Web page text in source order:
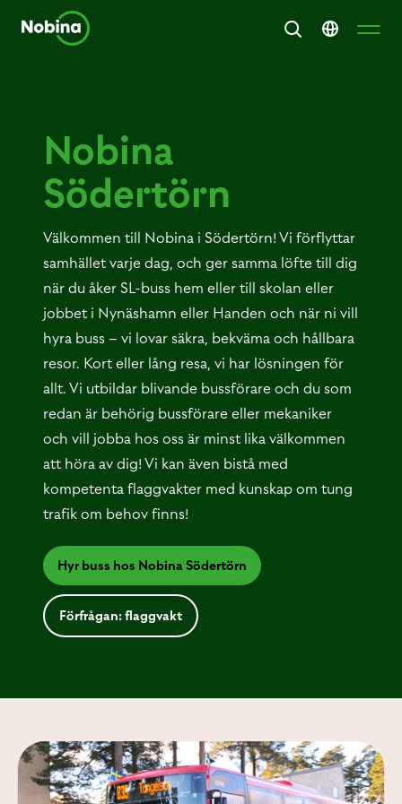
Nobina
Södertörn
Välkommen till Nobina i Södertörn! Vi förflyttar
samhället varje dag, och ger samma löfte till dig
när du åker SL-buss hem eller till skolan eller
jobbet i Nynäshamn eller Handen och när ni vill
hyra buss – vi lovar säkra, bekväma och hållbara
resor. Kort eller lång resa, vi har lösningen för
allt. Vi utbildar blivande bussförare och du som
redan är behörig bussförare eller mekaniker
och vill jobba hos oss är minst lika välkommen
att höra av dig! Vi kan även bistå med
kompetenta flaggvakter med kunskap om tung
trafik om behov finns!
Hyr buss hos Nobina Södertörn
Förfrågan: flaggvakt